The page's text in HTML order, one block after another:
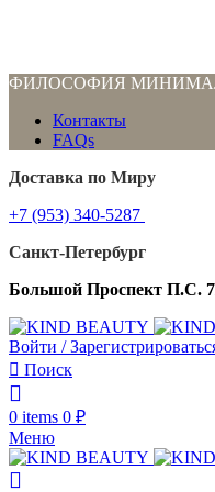
ФИЛОСОФИЯ
Контакты
FAQs
Доставка по Миру
+7 (953) 340-5287
Санкт-Петербург
Большой Проспект П.С.
Войти /
Поиск
0 items 0 ₽
Меню